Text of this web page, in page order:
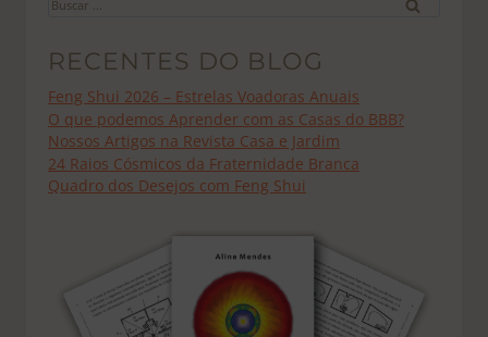
por:
RECENTES DO BLOG
Feng Shui 2026 – Estrelas Voadoras Anuais
O que podemos Aprender com as Casas do BBB?
Nossos Artigos na Revista Casa e Jardim
24 Raios Cósmicos da Fraternidade Branca
Quadro dos Desejos com Feng Shui